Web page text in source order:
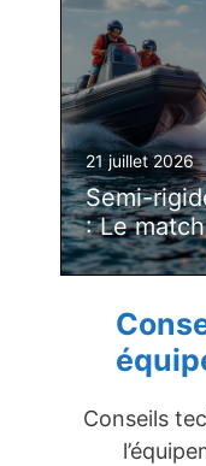
21 juillet 2026
Semi-
: Le match
Conseils